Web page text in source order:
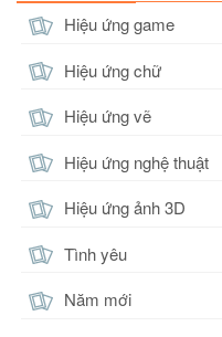
Hiệu ứng game
Hiệu ứng chữ
Hiệu ứng vẽ
Hiệu ứng nghệ thuật
Hiệu ứng ảnh 3D
Tình yêu
Năm mới